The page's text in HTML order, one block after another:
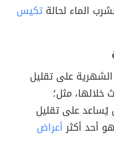
الماء لحالةتكيس
على تقليل
مثل؛
يُساعد على تقليل
أحد أكثرأعراض